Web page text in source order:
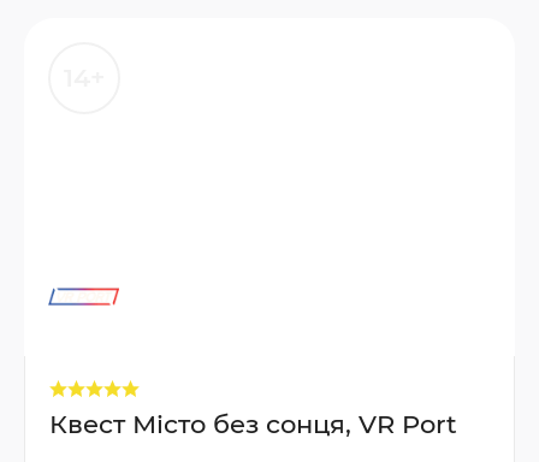
Квест Місто без сонця, VR Port